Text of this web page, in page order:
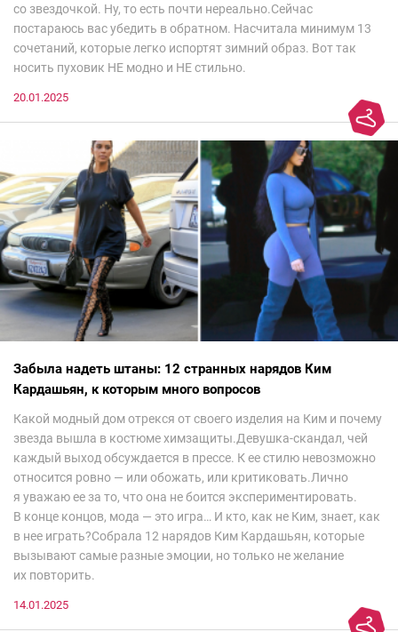
со звездочкой. Ну, то есть почти нереально.Сейчас
постараюсь вас убедить в обратном. Насчитала минимум 13
сочетаний, которые легко испортят зимний образ. Вот так
носить пуховик НЕ модно и НЕ стильно.
20.01.2025
Забыла надеть штаны: 12 странных нарядов Ким
Кардашьян, к которым много вопросов
Какой модный дом отрекся от своего изделия на Ким и почему
звезда вышла в костюме химзащиты.Девушка-скандал, чей
каждый выход обсуждается в прессе. К ее стилю невозможно
относится ровно — или обожать, или критиковать.Лично
я уважаю ее за то, что она не боится экспериментировать.
В конце концов, мода — это игра… И кто, как не Ким, знает, как
в нее играть?Собрала 12 нарядов Ким Кардашьян, которые
вызывают самые разные эмоции, но только не желание
их повторить.
14.01.2025